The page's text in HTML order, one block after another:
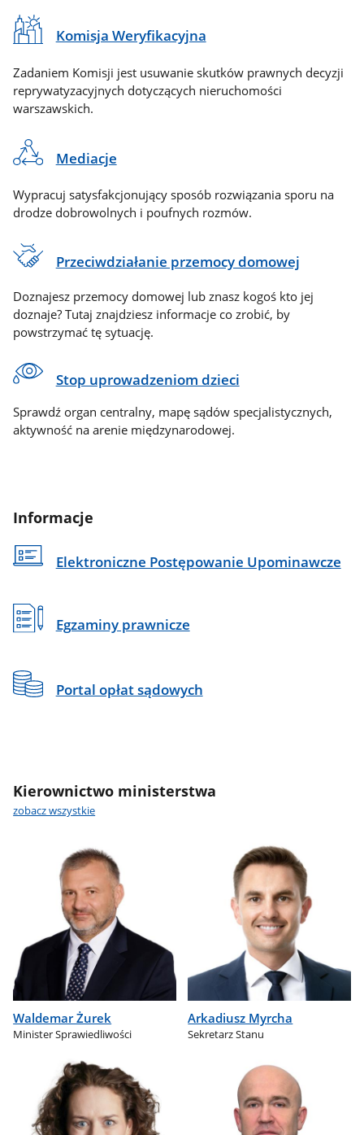
Komisja Weryfikacyjna
Zadaniem Komisji jest usuwanie skutków prawnych decyzji
reprywatyzacyjnych dotyczących nieruchomości
warszawskich.
Mediacje
Wypracuj satysfakcjonujący sposób rozwiązania sporu na
drodze dobrowolnych i poufnych rozmów.
Przeciwdziałanie przemocy domowej
Doznajesz przemocy domowej lub znasz kogoś kto jej
doznaje? Tutaj znajdziesz informacje co zrobić, by
powstrzymać tę sytuację.
Stop uprowadzeniom dzieci
Sprawdź organ centralny, mapę sądów specjalistycznych,
aktywność na arenie międzynarodowej.
Informacje
Elektroniczne Postępowanie Upominawcze
Egzaminy prawnicze
Portal opłat sądowych
Kierownictwo ministerstwa
zobacz wszystkie
Waldemar Żurek
Minister Sprawiedliwości
Arkadiusz Myrcha
Sekretarz Stanu